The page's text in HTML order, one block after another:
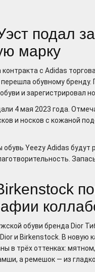
подал
марку
с Adidas
обувному
и зарегистрировал
4 мая 2023 года.
и носков с кожаной
обувь Yeezy Аdidas
обуви бренда Dior
и Birkenstock. В новую
в трёх оттенках:
а ремешок — из